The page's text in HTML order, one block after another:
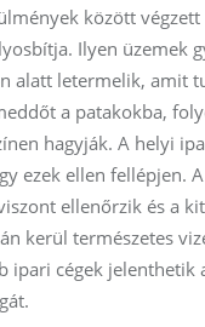
között végzett
Ilyen üzemek
alatt letermelik, amit
a patakokba,
hagyják. A helyi
ezek ellen fellépjen.
ellenőrzik és a
kerül természetes
ipari cégek jelenthetik